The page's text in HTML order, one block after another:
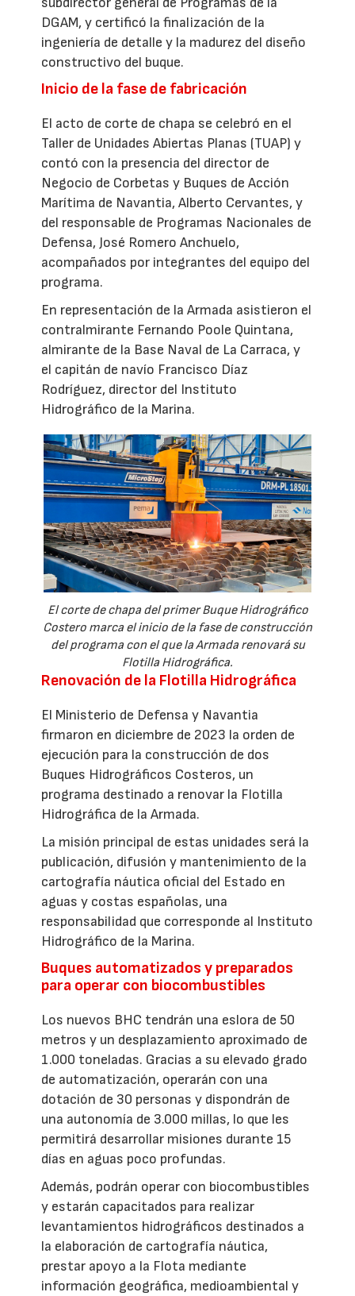
DGAM, y certificó la finalización de la
ingeniería de detalle y la madurez del diseño
constructivo del buque.
Inicio de la fase de fabricación
El acto de corte de chapa se celebró en el
Taller de Unidades Abiertas Planas (TUAP) y
contó con la presencia del director de
Negocio de Corbetas y Buques de Acción
Marítima de Navantia, Alberto Cervantes, y
del responsable de Programas Nacionales de
Defensa, José Romero Anchuelo,
acompañados por integrantes del equipo del
programa.
En representación de la Armada asistieron el
contralmirante Fernando Poole Quintana,
almirante de la Base Naval de La Carraca, y
el capitán de navío Francisco Díaz
Rodríguez, director del Instituto
Hidrográfico de la Marina.
El corte de chapa del primer Buque Hidrográfico
Costero marca el inicio de la fase de construcción
del programa con el que la Armada renovará su
Flotilla Hidrográfica.
Renovación de la Flotilla Hidrográfica
El Ministerio de Defensa y Navantia
firmaron en diciembre de 2023 la orden de
ejecución para la construcción de dos
Buques Hidrográficos Costeros, un
programa destinado a renovar la Flotilla
Hidrográfica de la Armada.
La misión principal de estas unidades será la
publicación, difusión y mantenimiento de la
cartografía náutica oficial del Estado en
aguas y costas españolas, una
responsabilidad que corresponde al Instituto
Hidrográfico de la Marina.
Buques automatizados y preparados
para operar con biocombustibles
Los nuevos BHC tendrán una eslora de 50
metros y un desplazamiento aproximado de
1.000 toneladas. Gracias a su elevado grado
de automatización, operarán con una
dotación de 30 personas y dispondrán de
una autonomía de 3.000 millas, lo que les
permitirá desarrollar misiones durante 15
días en aguas poco profundas.
Además, podrán operar con biocombustibles
y estarán capacitados para realizar
levantamientos hidrográficos destinados a
la elaboración de cartografía náutica,
prestar apoyo a la Flota mediante
información geográfica, medioambiental y